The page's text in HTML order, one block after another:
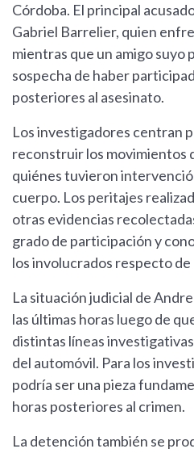
Córdoba. El principal
Gabriel Barrelier, quien
mientras que un amigo suyo
sospecha de haber
posteriores al asesinato.
Los investigadores centran
reconstruir los movimientos
quiénes tuvieron
cuerpo. Los peritajes
otras evidencias
grado de participación y
los involucrados respecto
La situación judicial de
las últimas horas luego de
distintas líneas
del automóvil. Para los
podría ser una pieza
horas posteriores al crimen.
La detención también se